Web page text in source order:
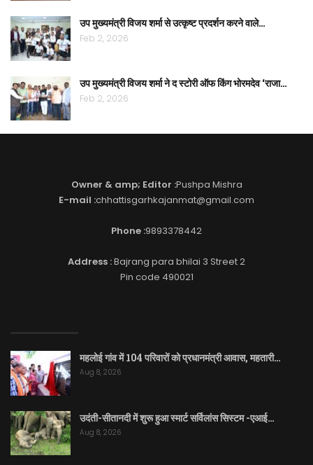
उप मुख्यमंत्री विजय शर्मा से उत्कृष्ट प्रदर्शन करने वाले…
Feb 2, 2026
उप मुख्यमंत्री विजय शर्मा ने द स्टोरी ऑफ किंग भोरमदेव ‘राजा…
Feb 2, 2026
Owner & amp; Editor :Pushpa Mishra
E-mail :chhattisgarhkajanmat@gmail.com
Phone :9893378442
Address :Bajrang para bhilai 3 Street 2
Pin code 490021
महलोई गांव में 104 परिवारों को प्रधानमंत्री आवास, महतारी…
Aug 8, 2026
उदंती-सीतानदी में शुरू हुआ स्मार्ट सर्विलांस सिस्टम -एआई…
Aug 8, 2026